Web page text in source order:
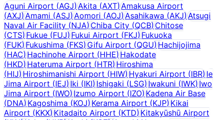
Aguni Airport (AGJ)Akita (AXT)Amakusa Airport
(AXJ)Amami (ASJ) Aomori (AOJ) Asahikawa (AKJ)Atsugi
Naval Air Facility (NJA)Chiba City (QCB) Chitose
(CTS)Fukue (FUJ) Fukui Airport (FKJ) Fukuoka
(FUK)Fukushima (FKS) Gifu Airport (QGU) Hachijojima
(HAC)Hachinohe Airport (HHE) Hakodate
(HKD)Hateruma Airport (HTR) Hiroshima
(HIJ)Hiroshimanishi Airport (HIW) Hyakuri Airport (IBR)Ie
Jima Airport (IEJ)Iki (IKI) Ishigaki (LSG) Iwakuni (IWK) Iwo
Jima Airport (IWO)Izumo Airport (IZO) Kadena Air Base
(DNA)Kagoshima (KOJ) Kerama Airport (KJP) Kikai
Airport (KKX)Kitadaito Airport (KTD) Kitakyūshū Airport